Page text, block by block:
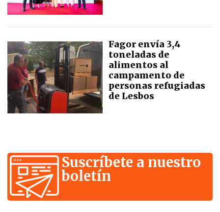
Fagor envía 3,4
toneladas de
alimentos al
campamento de
personas refugiadas
de Lesbos
Suscríbete a nuestro
boletín